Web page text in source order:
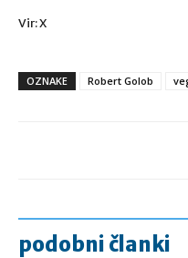
Vir: X
OZNAKE Robert Golob
podobni članki